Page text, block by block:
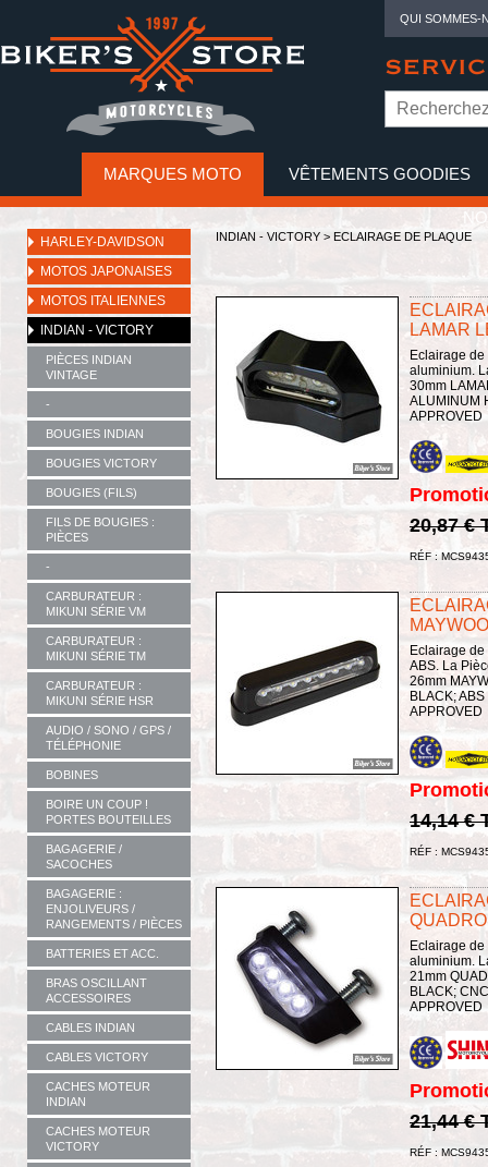
QUI SOMMES-
MARQUES MOTO VÊTEMENTS GOODIES
HARLEY-DAVIDSON
MOTOS JAPONAISES
MOTOS ITALIENNES
INDIAN - VICTORY
PIÈCES INDIAN
VINTAGE
-
BOUGIES INDIAN
BOUGIES VICTORY
BOUGIES (FILS)
FILS DE BOUGIES :
PIÈCES
-
CARBURATEUR :
MIKUNI SÉRIE VM
CARBURATEUR :
MIKUNI SÉRIE TM
CARBURATEUR :
MIKUNI SÉRIE HSR
AUDIO / SONO / GPS /
TÉLÉPHONIE
BOBINES
BOIRE UN COUP !
PORTES BOUTEILLES
BAGAGERIE /
SACOCHES
BAGAGERIE :
ENJOLIVEURS /
RANGEMENTS / PIÈCES
BATTERIES ET ACC.
BRAS OSCILLANT
ACCESSOIRES
CABLES INDIAN
CABLES VICTORY
CACHES MOTEUR
INDIAN
CACHES MOTEUR
VICTORY
INDIAN - VICTORY > ECLAIRAGE DE PLAQUE
LAMAR
Eclairage
aluminium.
30mm
ALUMINUM
APPROVED
20,87 €
RÉF :
Eclairage
ABS. La
26mm
BLACK;
APPROVED
14,14 €
RÉF :
Eclairage
aluminium.
21mm
BLACK;
APPROVED
21,44 €
RÉF :